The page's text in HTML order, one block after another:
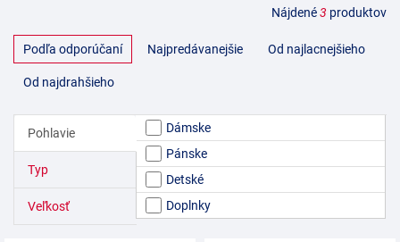
Nájdené3 produktov
Podľa odporúčaní Najpredávanejšie
Od najlacnejšieho
Od najdrahšieho
Pohlavie
Typ
Veľkosť
Dámske
Pánske
Detské
Doplnky